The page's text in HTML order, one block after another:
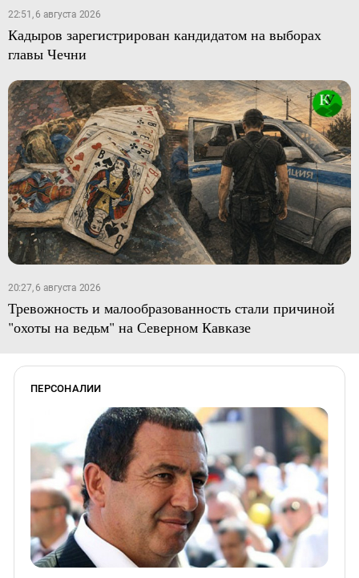
22:51, 6 августа 2026
Кадыров зарегистрирован кандидатом на выборах
главы Чечни
20:27, 6 августа 2026
Тревожность и малообразованность стали причиной
"охоты на ведьм" на Северном Кавказе
ПЕРСОНАЛИИ